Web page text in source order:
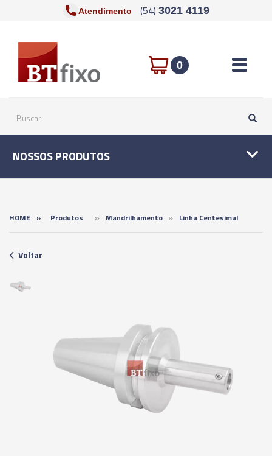
Atendimento (54) 3021 4119
0 Toggle
NOSSOS PRODUTOS
HOME » Produtos » Mandrilhamento » Linha Centesimal
Voltar